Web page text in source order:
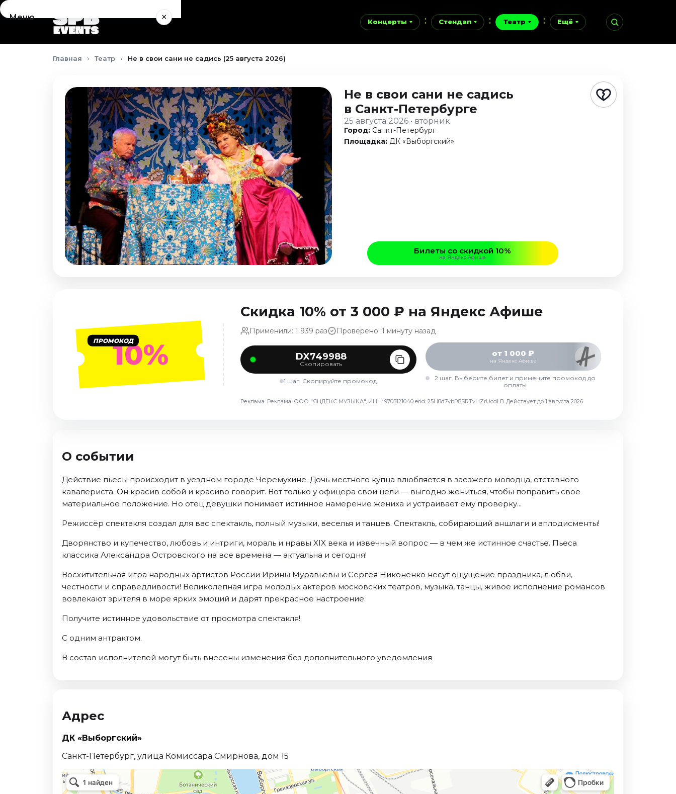
Концерты Стендап Театр Ещё
Меню ×
Концерты
Август 2026
Сентябрь 2026
Декабрь 2026
Сентябрь 2026
Декабрь 2026
Главная Театр Не в свои сани не садись (25 августа 2026)
Не в свои сани не садись
в Санкт-Петербурге
25 августа 2026 • вторник
Город: Санкт-Петербург
Площадка: ДК «Выборгский»
Билеты со скидкой 10%
на Яндекс Афише
ПРОМОКОД10%
Скидка 10% от 3 000 ₽ на Яндекс Афише
Применили: 1 939 раз Проверено: 1 минуту назад
DX749988
Скопировать
1 шаг. Скопируйте промокод
от 1 000 ₽
на Яндекс Афише
2 шаг. Выберите билет и примените промокод до
оплаты
Реклама. Реклама. ООО "ЯНДЕКС МУЗЫКА", ИНН: 9705121040 erid: 25H8d7vbP8SRTvHZrUcdLB Действует до 1 августа 2026
О событии
Действие пьесы происходит в уездном городе Черемухине. Дочь местного купца влюбляется в заезжего молодца, отставного
кавалериста. Он красив собой и красиво говорит. Вот только у офицера свои цели — выгодно жениться, чтобы поправить свое
материальное положение. Но отец девушки понимает истинное намерение жениха и устраивает ему проверку...
Режиссёр спектакля создал для вас спектакль, полный музыки, веселья и танцев. Спектакль, собирающий аншлаги и аплодисменты!
Дворянство и купечество, любовь и интриги, мораль и нравы XIX века и извечный вопрос — в чем же истинное счастье. Пьеса
классика Александра Островского на все времена — актуальна и сегодня!
Восхитительная игра народных артистов России Ирины Муравьёвы и Сергея Никоненко несут ощущение праздника, любви,
честности и справедливости! Великолепная игра молодых актеров московских театров, музыка, танцы, живое исполнение романсов
вовлекают зрителя в море ярких эмоций и дарят прекрасное настроение.
Получите истинное удовольствие от просмотра спектакля!
С одним антрактом.
В состав исполнителей могут быть внесены изменения без дополнительного уведомления
Адрес
ДК «Выборгский»
Санкт-Петербург, улица Комиссара Смирнова, дом 15